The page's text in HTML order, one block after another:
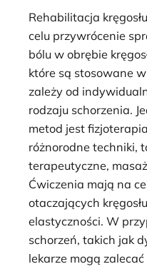
Rehabilitacja
celu przywrócenie
bólu w obrębie
które są stosowane
zależy od
rodzaju schorzenia.
metod jest
różnorodne techniki,
terapeutyczne,
Ćwiczenia mają na
otaczających
elastyczności. W
schorzeń, takich jak
lekarze mogą